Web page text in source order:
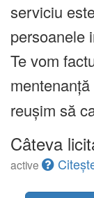
serviciu
persoanele
Te vom
reușim să
Câteva
active